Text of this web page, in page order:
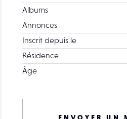
Albums
Annonces
Inscrit depuis le
Résidence
Âge
ENVOYER UN